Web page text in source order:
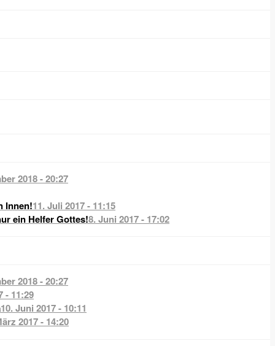
2018 - 20:27
Innen!11. Juli 2017 - 11:15
ein Helfer Gottes!8. Juni 2017 - 17:02
2018 - 20:27
- 11:29
10. Juni 2017 - 10:11
2017 - 14:20